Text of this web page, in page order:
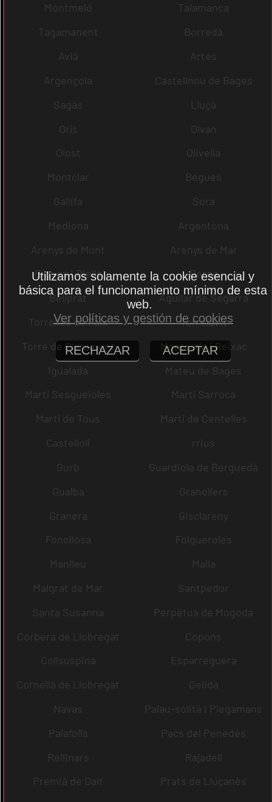
Montmeló
Talamanca
Tagamanent
Borredà
Avià
Artés
Argençola
Castellnou de Bages
Sagàs
Lluçà
Orís
Olvan
Olost
Olivella
Montclar
Begues
Gallifa
Sora
Mediona
Argentona
Arenys de Munt
Arenys de Mar
Bigues i Riells
Berga
Bellprat
Aguilar de Segarra
Torrelles de Foix
Torrelavit
Torre de Claramunt
Montcada i Reixac
Igualada
Mateu de Bages
Martí Sesgueioles
Martí Sarroca
Martí de Tous
Martí de Centelles
Castellolí
rrius
Gurb
Guardiola de Berguedà
Gualba
Granollers
Granera
Gisclareny
Fonollosa
Folgueroles
Manlleu
Malla
Malgrat de Mar
Santpedor
Santa Susanna
Perpètua de Mogoda
Corbera de Llobregat
Copons
Collsuspina
Esparreguera
Cornellà de Llobregat
Gelida
Navas
Palau-solità i Plegamans
Palafolls
Pacs del Penedès
Rellinars
Rajadell
Premià de Dalt
Prats de Lluçanès
Utilizamos solamente la cookie esencial y
básica para el funcionamiento mínimo de esta
web.
Ver políticas y gestión de cookies
RECHAZAR ACEPTAR